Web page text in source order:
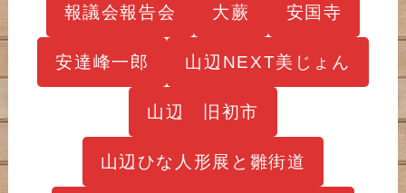
報議会報告会 大蕨 安国寺
安達峰一郎 山辺NEXT美じょん
山辺 旧初市
山辺ひな人形展と雛街道